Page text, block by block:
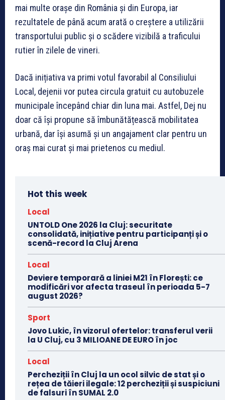
mai multe orașe din România și din Europa, iar
rezultatele de până acum arată o creștere a utilizării
transportului public și o scădere vizibilă a traficului
rutier în zilele de vineri.
Dacă inițiativa va primi votul favorabil al Consiliului
Local, dejenii vor putea circula gratuit cu autobuzele
municipale începând chiar din luna mai. Astfel, Dej nu
doar că își propune să îmbunătățească mobilitatea
urbană, dar își asumă și un angajament clar pentru un
oraș mai curat și mai prietenos cu mediul.
Hot this week
Local
UNTOLD One 2026 la Cluj: securitate
consolidată, inițiative pentru participanți și o
scenă-record la Cluj Arena
Local
Deviere temporară a liniei M21 în Florești: ce
modificări vor afecta traseul în perioada 5-7
august 2026?
Sport
Jovo Lukic, în vizorul ofertelor: transferul verii
la U Cluj, cu 3 MILIOANE DE EURO în joc
Local
Percheziții în Cluj la un ocol silvic de stat și o
rețea de tăieri ilegale: 12 percheziții și suspiciuni
de falsuri în SUMAL 2.0